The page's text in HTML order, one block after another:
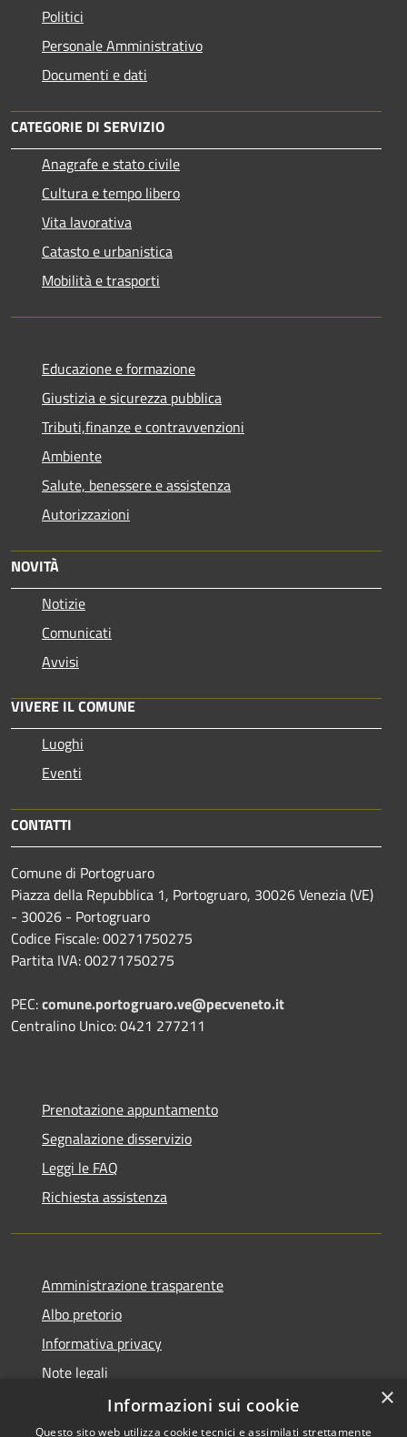
Politici
Personale Amministrativo
Documenti e dati
CATEGORIE DI SERVIZIO
Anagrafe e stato civile
Cultura e tempo libero
Vita lavorativa
Catasto e urbanistica
Mobilità e trasporti
Educazione e formazione
Giustizia e sicurezza pubblica
Tributi,finanze e contravvenzioni
Ambiente
Salute, benessere e assistenza
Autorizzazioni
NOVITÀ
Notizie
Comunicati
Avvisi
VIVERE IL COMUNE
Luoghi
Eventi
CONTATTI
Comune di Portogruaro
Piazza della Repubblica 1, Portogruaro, 30026 Venezia (VE)
- 30026 - Portogruaro
Codice Fiscale: 00271750275
Partita IVA: 00271750275
PEC:comune.portogruaro.ve@pecveneto.it
Centralino Unico: 0421 277211
Prenotazione appuntamento
Segnalazione disservizio
Leggi le FAQ
Richiesta assistenza
Amministrazione trasparente
Albo pretorio
Informativa privacy
Note legali
Dichiarazione di accessibilità
×
Informazioni sui cookie
Questo sito web utilizza cookie tecnici e assimilati strettamente